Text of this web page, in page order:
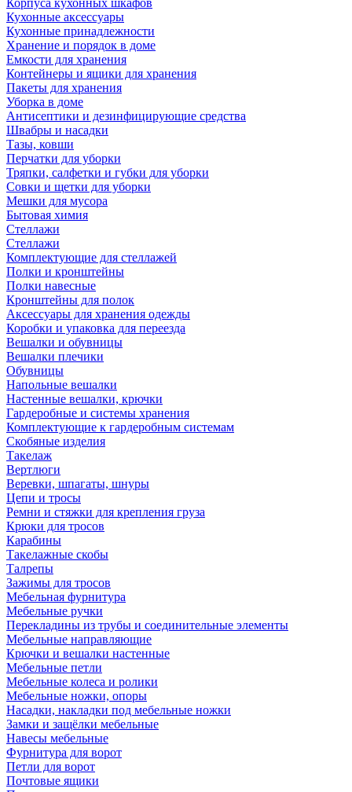
Корпуса кухонных шкафов
Кухонные аксессуары
Кухонные принадлежности
Хранение и порядок в доме
Емкости для хранения
Контейнеры и ящики для хранения
Пакеты для хранения
Уборка в доме
Антисептики и дезинфицирующие средства
Швабры и насадки
Тазы, ковши
Перчатки для уборки
Тряпки, салфетки и губки для уборки
Совки и щетки для уборки
Мешки для мусора
Бытовая химия
Стеллажи
Стеллажи
Комплектующие для стеллажей
Полки и кронштейны
Полки навесные
Кронштейны для полок
Аксессуары для хранения одежды
Коробки и упаковка для переезда
Вешалки и обувницы
Вешалки плечики
Обувницы
Напольные вешалки
Настенные вешалки, крючки
Гардеробные и системы хранения
Комплектующие к гардеробным системам
Скобяные изделия
Такелаж
Вертлюги
Веревки, шпагаты, шнуры
Цепи и тросы
Ремни и стяжки для крепления груза
Крюки для тросов
Карабины
Такелажные скобы
Талрепы
Зажимы для тросов
Мебельная фурнитура
Мебельные ручки
Перекладины из трубы и соединительные элементы
Мебельные направляющие
Крючки и вешалки настенные
Мебельные петли
Мебельные колеса и ролики
Мебельные ножки, опоры
Насадки, накладки под мебельные ножки
Замки и защёлки мебельные
Навесы мебельные
Фурнитура для ворот
Петли для ворот
Почтовые ящики